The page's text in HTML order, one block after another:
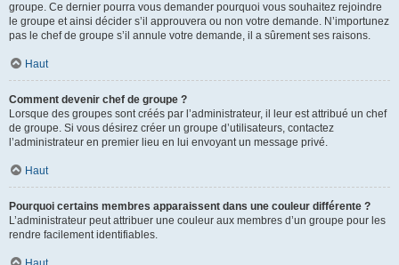
groupe. Ce dernier pourra vous demander pourquoi vous souhaitez rejoindre
le groupe et ainsi décider s’il approuvera ou non votre demande. N’importunez
pas le chef de groupe s’il annule votre demande, il a sûrement ses raisons.
Haut
Comment devenir chef de groupe ?
Lorsque des groupes sont créés par l’administrateur, il leur est attribué un chef
de groupe. Si vous désirez créer un groupe d’utilisateurs, contactez
l’administrateur en premier lieu en lui envoyant un message privé.
Haut
Pourquoi certains membres apparaissent dans une couleur différente ?
L’administrateur peut attribuer une couleur aux membres d’un groupe pour les
rendre facilement identifiables.